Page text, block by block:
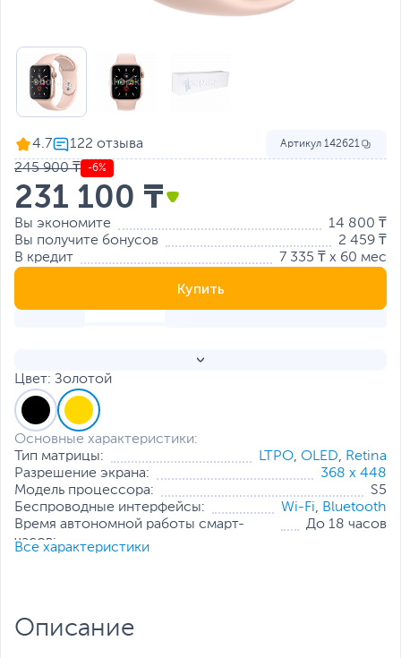
Цвет: Золотой
Основные характеристики:
Тип матрицы:
LTPO, OLED, Retina
Разрешение экрана:
368 x 448
Модель процессора:
S5
Беспроводные интерфейсы:
Wi-Fi, Bluetooth
Время автономной работы смарт-
часов:
До 18 часов
Все характеристики
4.7 Артикул 142621
245 900 ₸ -6%
231 100 ₸
Вы экономите
14 800 ₸
Вы получите бонусов
2 459 ₸
В кредит
7 335 ₸ x 60 мес
Купить
Описание